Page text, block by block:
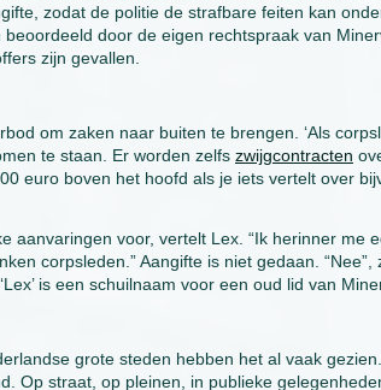
zodat de politie de strafbare feiten kan
door de eigen rechtspraak van
zijn gevallen.
om zaken naar buiten te brengen. ‘Als
te staan. Er worden zelfs zwijgcontracten
euro boven het hoofd als je iets vertelt over
aanvaringen voor, vertelt Lex. “Ik herinner
corpsleden.” Aangifte is niet gedaan.
is een schuilnaam voor een oud lid van
grote steden hebben het al vaak
Op straat, op pleinen, in publieke